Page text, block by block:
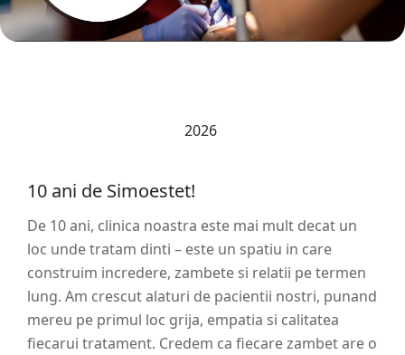
10 ani de Simoestet!
De 10 ani, clinica noastra este mai mult decat un
loc unde tratam dinti – este un spatiu in care
construim incredere, zambete si relatii pe termen
lung. Am crescut alaturi de pacientii nostri, punand
mereu pe primul loc grija, empatia si calitatea
fiecarui tratament. Credem ca fiecare zambet are o
2026